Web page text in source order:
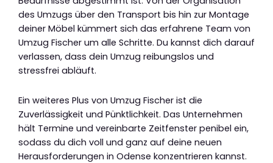
des Umzugs über den Transport bis hin zur Montage
deiner Möbel kümmert sich das erfahrene Team von
Umzug Fischer um alle Schritte. Du kannst dich darauf
verlassen, dass dein Umzug reibungslos und
stressfrei abläuft.
Ein weiteres Plus von Umzug Fischer ist die
Zuverlässigkeit und Pünktlichkeit. Das Unternehmen
hält Termine und vereinbarte Zeitfenster penibel ein,
sodass du dich voll und ganz auf deine neuen
Herausforderungen in Odense konzentrieren kannst.